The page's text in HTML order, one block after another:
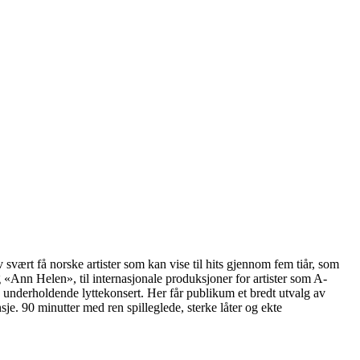
få norske artister som kan vise til hits gjennom fem tiår, som
Helen», til internasjonale produksjoner for artister som A-
lyttekonsert. Her får publikum et bredt utvalg av
90 minutter med ren spilleglede, sterke låter og ekte